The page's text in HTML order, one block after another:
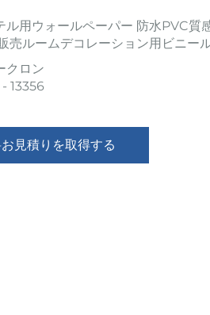
ル用ウォールペーパー 防水PVC質
売ルームデコレーション用ビニー
クロン
- 13356
見積りを取得する